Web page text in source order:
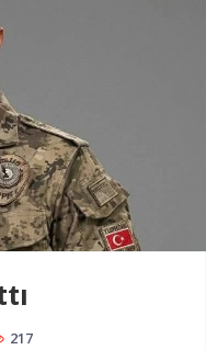
217